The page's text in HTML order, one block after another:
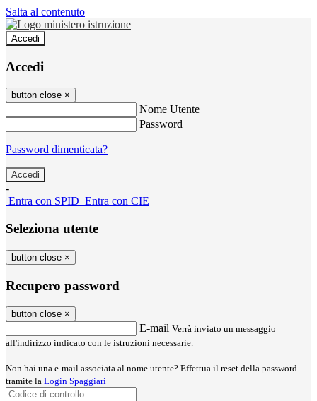
Salta al contenuto
Accedi
Accedi
button close ×
Nome Utente
Password
Password dimenticata?
-
Entra con SPID Entra con CIE
Seleziona utente
button close ×
Recupero password
button close ×
E-mail Verrà inviato un messaggio
all'indirizzo indicato con le istruzioni necessarie.
Non hai una e-mail associata al nome utente? Effettua il reset della password
tramite la Login Spaggiari